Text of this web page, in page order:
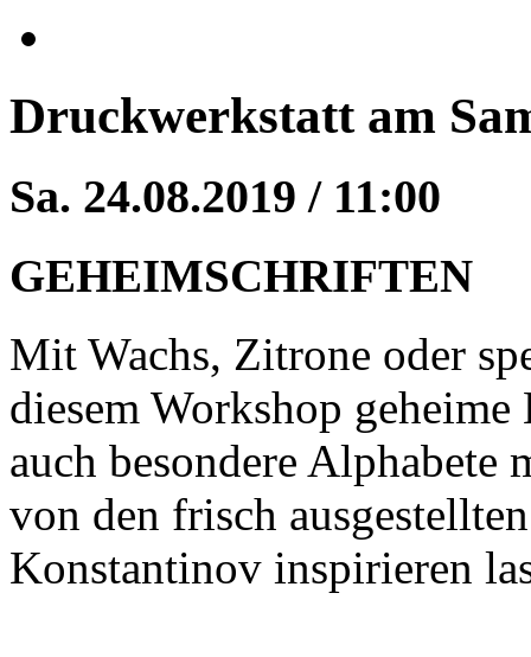
Druckwerkstatt am
Sa. 24.08.2019 / 11:00
GEHEIMSCHRIFTEN
Mit Wachs, Zitrone oder
diesem Workshop
auch besondere Alphabete
von den frisch
Konstantinov inspirieren